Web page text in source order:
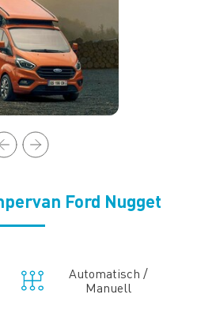
Ford Nugget
Automatisch /
Manuell